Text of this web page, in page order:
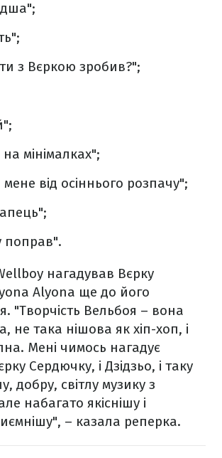
з Вєркою зробив?";
мінімалках";
від осіннього розпачу";
поправ".
нагадував Вєрку
Alyona ще до його
"Творчість Вельбоя – вона
не така нішова як хіп-хоп, і
Мені чимось нагадує
Сердючку, і Дзідзьо, і таку
добру, світлу музику з
набагато якіснішу і
– казала реперка.